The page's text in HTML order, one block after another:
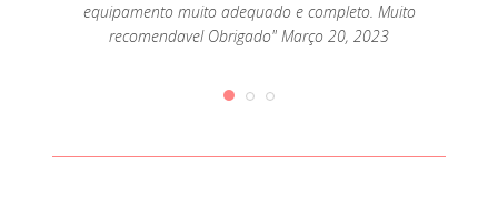
equipamento muito adequado e completo. Muito
recomendavel Obrigado" Março 20, 2023